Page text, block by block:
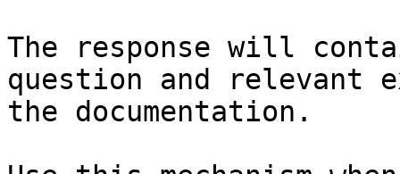
The response will
question and relevant
the documentation.